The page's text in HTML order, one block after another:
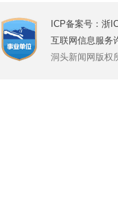
ICP备案号：浙
互联网信息服务
洞头新闻网版权